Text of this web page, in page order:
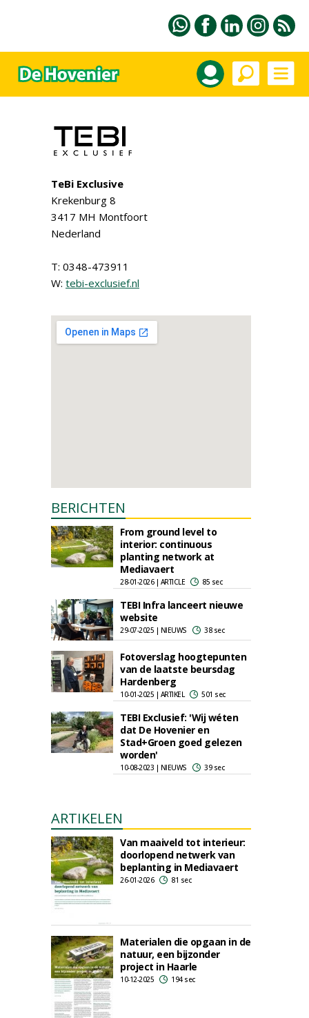
TeBi Exclusive
Krekenburg 8
3417 MH Montfoort
Nederland
T: 0348-473911
W: tebi-exclusief.nl
BERICHTEN
From ground level to
interior: continuous
planting network at
Mediavaert
28-01-2026 | ARTICLE 85 sec
TEBI Infra lanceert nieuwe
website
29-07-2025 | NIEUWS 38 sec
Fotoverslag hoogtepunten
van de laatste beursdag
Hardenberg
10-01-2025 | ARTIKEL 501 sec
TEBI Exclusief: 'Wij wéten
dat De Hovenier en
Stad+Groen goed gelezen
worden'
10-08-2023 | NIEUWS 39 sec
ARTIKELEN
Van maaiveld tot interieur:
doorlopend netwerk van
beplanting in Mediavaert
26-01-2026 81 sec
Materialen die opgaan in de
natuur, een bijzonder
project in Haarle
10-12-2025 194 sec